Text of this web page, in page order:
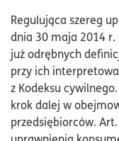
Regulująca szereg
dnia 30 maja 2014
już odrębnych
przy ich
z Kodeksu
krok dalej w
przedsiębiorców.